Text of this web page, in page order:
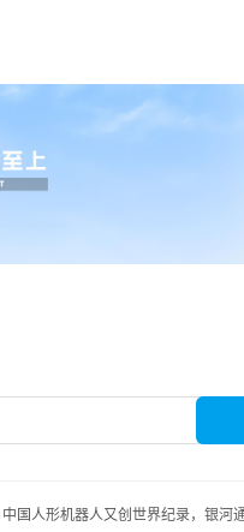
中国人形机器人又创世界纪录，银河通用机器人